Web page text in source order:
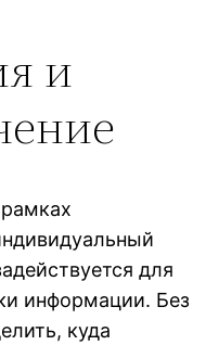
и
для
информации. Без
куда